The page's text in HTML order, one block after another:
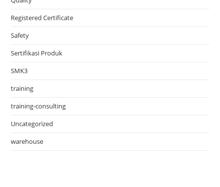
Registered Certificate
Safety
Sertifikasi Produk
SMK3
training
training-consulting
Uncategorized
warehouse